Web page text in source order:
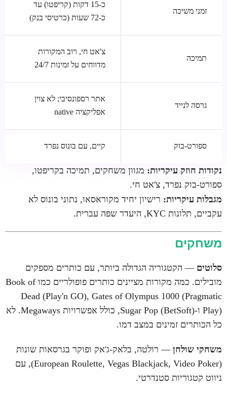
זמני משיכה
כ-15 דקות (קריפטו) עד
כ-72 שעות (כרטיסי בנק)
תמיכה
צ'אט חי, רוב המקורות
מדווחים על זמינות 24/7
גרסה לנייד
אתר רספונסיבי; לא צוין
אפליקציה native
ספורט-בוק קיים, עם בונוס נפרד
נקודות חוזק עיקריות: מגוון משחקים, תמיכה בקריפטו,
ספורט-בוק נפרד, צ'אט חי.
מגבלות עיקריות: רישיון יחיד מקוראסאו, נתוני בונוס לא
עקביים, תלונות KYC, היעדר שפה עברית.
משחקים
סלוטים — הקטגוריה הגדולה ביותר, עם כותרים מספקים
מובילים. כמה מקורות מציינים כותרים פופולריים כמו Book of
Dead (Play'n GO), Gates of Olympus 1000 (Pragmatic
Play) ו-Sugar Pop (BetSoft), כולל אפשרויות Megaways. לא
כל הכותרים זמינים במצב דמו.
משחקי שולחן — רולטה, בלאק-ג'אק ופוקר בגרסאות שונות
(European Roulette, Vegas Blackjack, Video Poker), עם
ניווט קטגוריות סטנדרטי.